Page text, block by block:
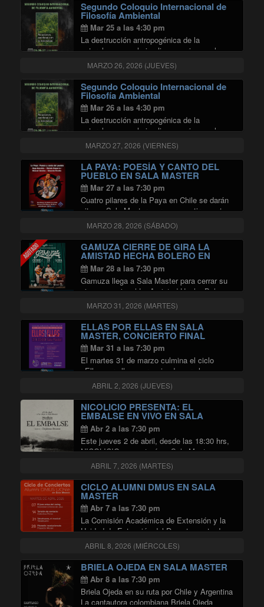
Segundo Coloquio Internacional de
Filosofía Ambiental
Mar 25 a las 4:30 pm
La destrucción antropogénica de la
naturaleza no solo implica un crimen a la
biodiversidad, sino también una forma de
autodestrucción ambiental que involucra al
ser humano y su especie. Este encuentro se
propone rescatar aspectos …
Continuar leyendo "Segundo Coloquio Internacional
MARZO 26, 2026 (JUEVES)
Segundo Coloquio Internacional de
Filosofía Ambiental
Mar 26 a las 4:30 pm
La destrucción antropogénica de la
naturaleza no solo implica un crimen a la
biodiversidad, sino también una forma de
autodestrucción ambiental que involucra al
ser humano y su especie. Este encuentro se
propone rescatar aspectos …
Continuar leyendo "Segundo Coloquio Internacional
MARZO 27, 2026 (VIERNES)
LA PAYA: POESÍA Y CANTO DEL
PUEBLO EN SALA MASTER
Mar 27 a las 7:30 pm
Cuatro pilares de la Paya en Chile se darán
cita en Sala Master, para compartir su arte y
la memoria viva de una de las tradiciones
más profundas de nuestra cultura popular.
Versos improvisados y …Continuar leyendo"LA
MARZO 28, 2026 (SÁBADO)
GAMUZA CIERRE DE GIRA LA
AMISTAD HECHA BOLERO EN
SALA MASTER
Mar 28 a las 7:30 pm
Gamuza llega a Sala Master para cerrar su
gira promocional La Amistad Hecha Bolero,
un recorrido que los llevó por distintas
ciudades de Chile y, por primera vez, fuera
del país. La banda presentará un …
Continuar leyendo"GAMUZA CIERRE DE GIRA LA
MARZO 31, 2026 (MARTES)
ELLAS POR ELLAS EN SALA
MASTER, CONCIERTO FINAL
Mar 31 a las 7:30 pm
El martes 31 de marzo culmina el ciclo
«Ellas por ellas», organizado por el
Departamento de Música de la Universidad
de Chile (DMUS) en conjunto con Radio
Universidad de Chile en la Sala Master de …
Continuar leyendo"ELLAS POR ELLAS EN SALA
ABRIL 2, 2026 (JUEVES)
NICOLICIO PRESENTA: EL
EMBALSE EN VIVO EN SALA
MASTER
Abr 2 a las 7:30 pm
Este jueves 2 de abril, desde las 18:30 hrs,
NICOLICIO presentará en Sala Master su
aclamado larga duración «El Embalse»,
interpretándolo de principio a fin en un show
de larga duración. El acto de apertura …
Continuar leyendo"NICOLICIO PRESENTA: EL
ABRIL 7, 2026 (MARTES)
CICLO ALUMNI DMUS EN SALA
MASTER
Abr 7 a las 7:30 pm
La Comisión Académica de Extensión y la
Unidad de Extensión del Departamento de
Música (DMUS) de la Universidad de Chile
invitan a disfrutar del ciclo de conciertos de
alumni del DMUS, que realizarán en en …
Continuar leyendo"CICLO ALUMNI DMUS EN SALA
ABRIL 8, 2026 (MIÉRCOLES)
BRIELA OJEDA EN SALA MASTER
Abr 8 a las 7:30 pm
Briela Ojeda en su ruta por Chile y Argentina
La cantautora colombiana Briela Ojeda